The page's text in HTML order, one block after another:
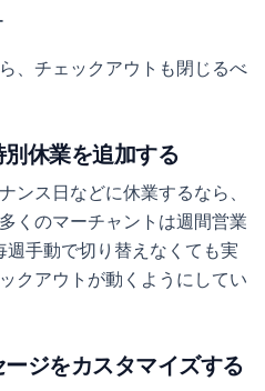
、チェックアウトも閉じるべ
休業を追加する
ンス日などに休業するなら、
くのマーチャントは週間営業
週手動で切り替えなくても実
クアウトが動くようにしてい
ジをカスタマイズする